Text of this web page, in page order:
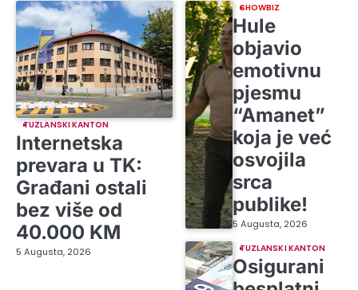
TUZLANSKI KANTON
Internetska
prevara u TK:
Građani ostali
bez više od
40.000 KM
5 Augusta, 2026
SHOWBIZ
Hule
objavio
emotivnu
pjesmu
“Amanet”
koja je već
osvojila
srca
publike!
5 Augusta, 2026
TUZLANSKI KANTON
Osigurani